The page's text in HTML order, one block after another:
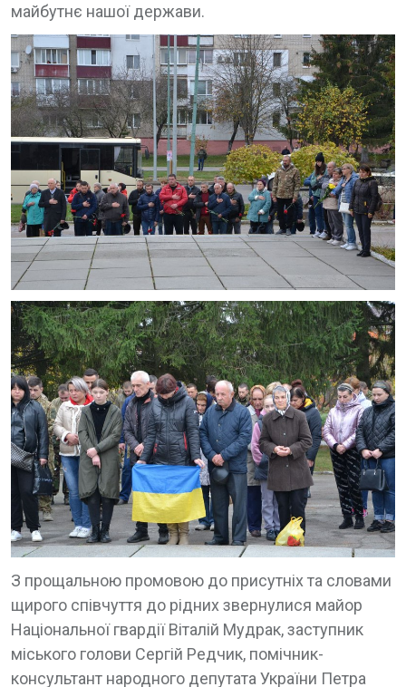
майбутнє нашої держави.
З прощальною промовою до присутніх та словами
щирого співчуття до рідних звернулися майор
Національної гвардії Віталій Мудрак, заступник
міського голови Сергій Редчик, помічник-
консультант народного депутата України Петра